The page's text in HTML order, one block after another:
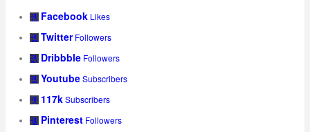
Facebook Likes
Twitter Followers
Dribbble Followers
YoutubeSubscribers
117kSubscribers
Pinterest Followers